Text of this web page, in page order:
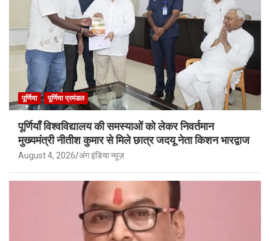
पूर्णिया पूर्णिया प्रमंडल
पूर्णियाँ विश्वविद्यालय की समस्याओं को लेकर निवर्तमान
मुख्यमंत्री नीतीश कुमार से मिले छात्र जदयू नेता किशन भारद्वाज
August 4, 2026 अंग इंडिया न्यूज़